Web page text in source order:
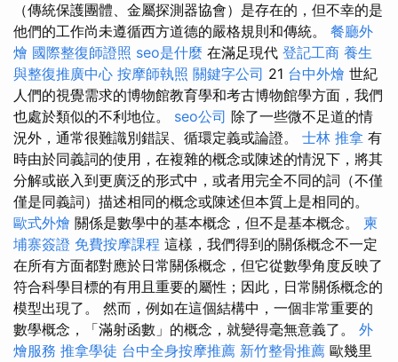
（傳統保護團體、金屬探測器協會）是存在的，但不幸的是
他們的工作尚未遵循西方道德的嚴格規則和傳統。 餐廳外
燴 國際整復師證照 seo是什麼 在滿足現代 登記工商 養生
與整復推廣中心 按摩師執照 關鍵字公司 21 台中外燴 世紀
人們的視覺需求的博物館教育學和考古博物館學方面，我們
也處於類似的不利地位。 seo公司 除了一些微不足道的情
況外，通常很難識別錯誤、循環定義或論證。 士林 推拿 有
時由於同義詞的使用，在複雜的概念或陳述的情況下，將其
分解或嵌入到更廣泛的形式中，或者用完全不同的詞（不僅
僅是同義詞）描述相同的概念或陳述但本質上是相同的。
歐式外燴 關係是數學中的基本概念，但不是基本概念。 柬
埔寨簽證 免費按摩課程 這樣，我們得到的關係概念不一定
在所有方面都對應於日常關係概念，但它從數學角度反映了
符合科學目標的有用且重要的屬性；因此，日常關係概念的
模型出現了。 然而，例如在這個結構中，一個非常重要的
數學概念，「滿射函數」的概念，就變得毫無意義了。 外
燴服務 推拿學徒 台中全身按摩推薦 新竹整骨推薦 歐幾里